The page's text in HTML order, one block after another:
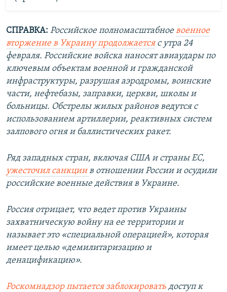
СПРАВКА: Российское полномасштабноевоенное
вторжение в Украину продолжаетсяс утра 24
февраля. Российские войска наносят авиаудары по
ключевым объектам военной и гражданской
инфраструктуры, разрушая аэродромы, воинские
части, нефтебазы, заправки, церкви, школы и
больницы. Обстрелы жилых районов ведутся с
использованием артиллерии, реактивных систем
залпового огня и баллистических ракет.
Ряд западных стран, включая США и страны ЕС,
ужесточил санкциив отношении России и осудили
российские военные действия в Украине.
Россия отрицает, что ведет против Украины
захватническую войну на ее территории и
называет это «специальной операцией», которая
имеет целью «демилитаризацию и
денацификацию».
Роскомнадзор пытается заблокировать доступ к